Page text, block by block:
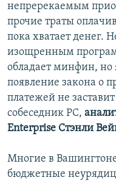
непререкаемым
прочие траты
пока хватает денег.
изощренным
обладает минфин, но
появление закона о
платежей не
собеседник РС,
Enterprise Стэнли
Многие в
бюджетные